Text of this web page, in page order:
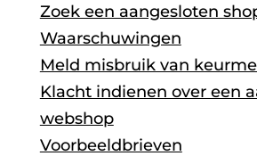
Zoek een aangesloten
Waarschuwingen
Meld misbruik van
Klacht indienen over een
webshop
Voorbeeldbrieven